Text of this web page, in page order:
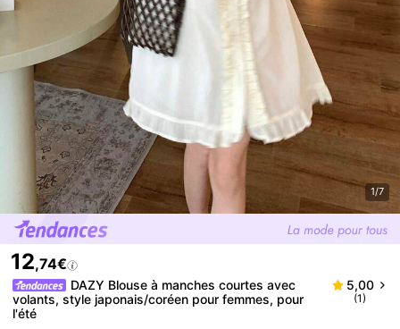
1/7
12,74€
DAZY Blouse à manches courtes avec
volants, style japonais/coréen pour femmes, pour
l'été
5,00
(1)